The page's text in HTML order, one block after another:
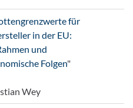
für
in der EU:
und
Folgen"
Wey